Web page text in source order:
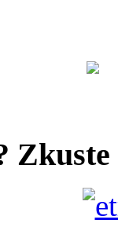
Zkuste